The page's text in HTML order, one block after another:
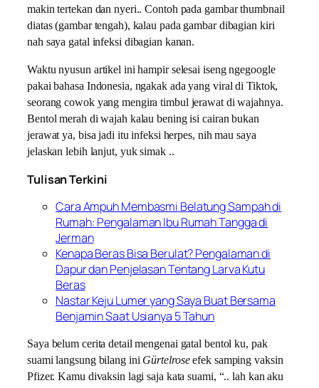
makin tertekan dan nyeri.. Contoh pada gambar thumbnail
diatas (gambar tengah), kalau pada gambar dibagian kiri
nah saya gatal infeksi dibagian kanan.
Waktu nyusun artikel ini hampir selesai iseng ngegoogle
pakai bahasa Indonesia, ngakak ada yang viral di Tiktok,
seorang cowok yang mengira timbul jerawat di wajahnya.
Bentol merah di wajah kalau bening isi cairan bukan
jerawat ya, bisa jadi itu infeksi herpes, nih mau saya
jelaskan lebih lanjut, yuk simak ..
Tulisan Terkini
Cara Ampuh Membasmi Belatung Sampah di
Rumah: Pengalaman Ibu Rumah Tangga di
Jerman
Kenapa Beras Bisa Berulat? Pengalaman di
Dapur dan Penjelasan Tentang Larva Kutu
Beras
Nastar Keju Lumer yang Saya Buat Bersama
Benjamin Saat Usianya 5 Tahun
Saya belum cerita detail mengenai gatal bentol ku, pak
suami langsung bilang ini Gürtelroseefek samping vaksin
Pfizer. Kamu divaksin lagi saja kata suami, “.. lah kan aku